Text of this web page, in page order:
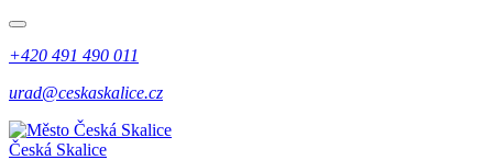
+420 491 490 011
urad@ceskaskalice.cz
Česká Skalice